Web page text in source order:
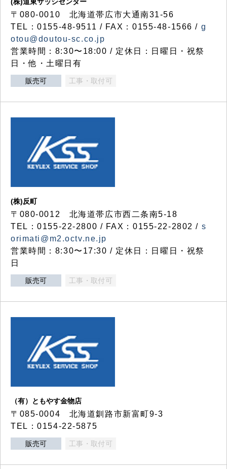
〒080-0010 北海道帯広市大通南31-56
TEL：0155-48-9511 / FAX：0155-48-1566 / g
otou@doutou-sc.co.jp
営業時間：8:30〜18:00 / 定休日：日曜日・祝祭
日・他・土曜日有
販売可 工事・取付可
(株)反町
〒080-0012 北海道帯広市西二条南5-18
TEL：0155-22-2800 / FAX：0155-22-2802 / s
orimati@m2.octv.ne.jp
営業時間：8:30〜17:30 / 定休日：日曜日・祝祭
日
販売可 工事・取付可
（有）ともやす金物店
〒085-0004 北海道釧路市新富町9-3
TEL：0154-22-5875
販売可 工事・取付可